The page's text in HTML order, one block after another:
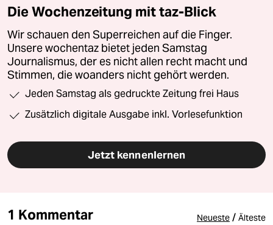
Die Wochenzeitung mit taz-Blick
Wir schauen den Superreichen auf die Finger.
Unsere wochentaz bietet jeden Samstag
Journalismus, der es nicht allen recht macht und
Stimmen, die woanders nicht gehört werden.
Jeden Samstag als gedruckte Zeitung frei Haus
Zusätzlich digitale Ausgabe inkl. Vorlesefunktion
Jetzt kennenlernen
1 Kommentar Neueste / Älteste